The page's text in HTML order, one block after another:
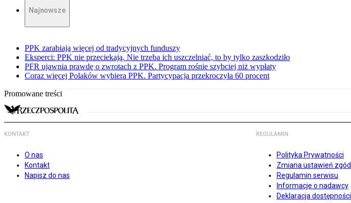
Najnowsze
PPK zarabiają więcej od tradycyjnych funduszy
Eksperci: PPK nie przeciekają. Nie trzeba ich uszczelniać, to by tylko zaszkodziło
PFR ujawnia prawdę o zwrotach z PPK. Program rośnie szybciej niż wypłaty
Coraz więcej Polaków wybiera PPK. Partycypacja przekroczyła 60 procent
Promowane treści
KONTAKT
O nas
Kontakt
Napisz do nas
REGULAMIN
Polityka Prywatności
Zmiana ustawień zgód
Regulamin serwisu
Informacje o nadawcy
Deklaracja dostępności